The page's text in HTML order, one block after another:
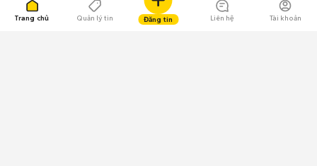
Trang chủ Quản lý tin Đăng tin Liên hệ Tài khoản